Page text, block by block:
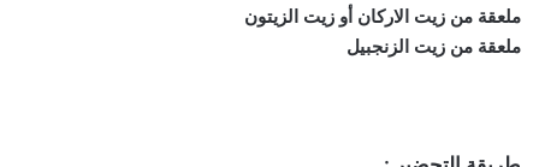
ملعقة من زيت الاركان أو زيت الزيتون
ملعقة من زيت الزنجبيل